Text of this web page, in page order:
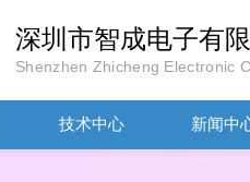
深圳市智成电子有
Shenzhen Zhicheng Electronic
技术中心 新闻中